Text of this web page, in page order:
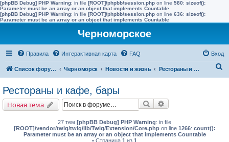
[phpBB Debug] PHP Warning: in file [ROOT]/phpbb/session.php on line 580: sizeof():
Parameter must be an array or an object that implements Countable
[phpBB Debug] PHP Warning: in file [ROOT]/phpbb/session.php on line 636: sizeof():
Parameter must be an array or an object that implements Countable
Черноморское
Правила Интерактивная карта FAQ Вход
Список форумов Черноморск Новости и жизнь Рестораны и кафе, бары
Рестораны и кафе, бары
Новая тема Поиск
27 тем [phpBB Debug] PHP Warning: in file
[ROOT]/vendor/twig/twig/lib/Twig/Extension/Core.phpon line 1266: count():
Parameter must be an array or an object that implements Countable
• Страница 1 из 1